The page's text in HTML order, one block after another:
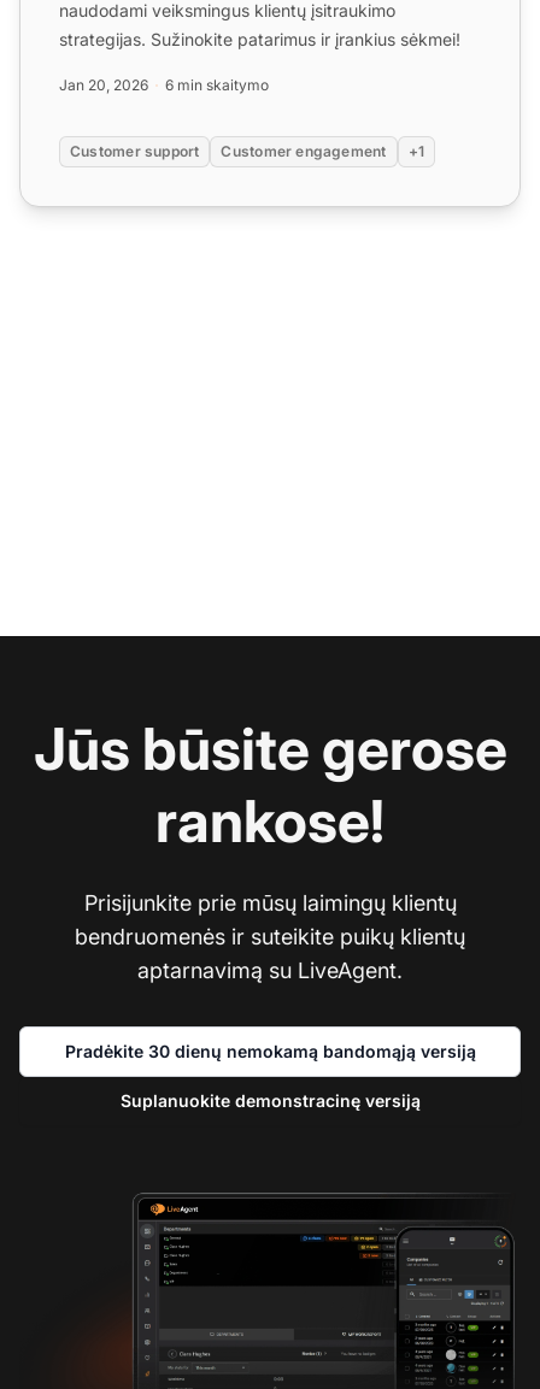
naudodami veiksmingus klientų įsitraukimo
strategijas. Sužinokite patarimus ir įrankius sėkmei!
Jan 20, 2026 6 min skaitymo
Customer support Customer engagement +1
Jūs būsite gerose
rankose!
Prisijunkite prie mūsų laimingų klientų
bendruomenės ir suteikite puikų klientų
aptarnavimą su LiveAgent.
Pradėkite 30 dienų nemokamą bandomąją versiją
Suplanuokite demonstracinę versiją